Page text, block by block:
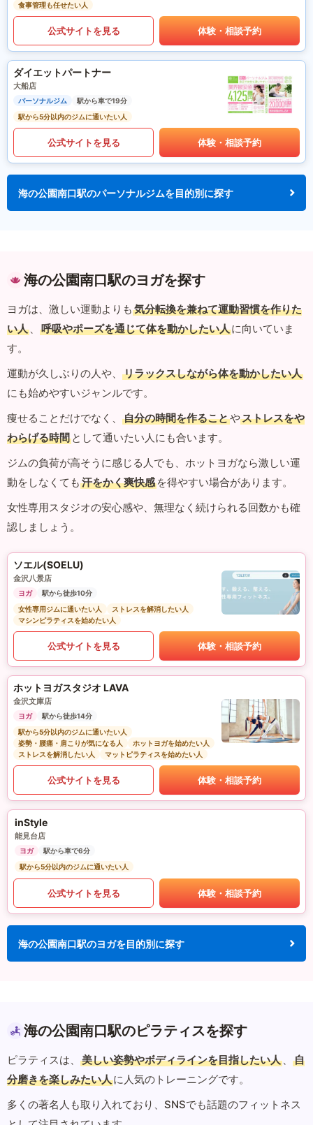
食事管理も任せたい人
公式サイトを見る 体験・相談予約
ダイエットパートナー
大船店
パーソナルジム
駅から車で19分
駅から5分以内のジムに通いたい人
公式サイトを見る 体験・相談予約
海の公園南口駅のパーソナルジムを目的別に探す
海の公園南口駅のヨガを探す
ヨガは、激しい運動よりも 気分転換を兼ねて運動習慣を作りた
い人 、 呼吸やポーズを通じて体を動かしたい人に向いていま
す。
運動が久しぶりの人や、
リラックスしながら体を動かしたい人
にも始めやすいジャンルです。
痩せることだけでなく、
自分の時間を作ることやストレスをや
わらげる時間 として通いたい人にも合います。
ジムの負荷が高そうに感じる人でも、ホットヨガなら激しい運
動をしなくても 汗をかく爽快感 を得やすい場合があります。
女性専用スタジオの安心感や、無理なく続けられる回数かも確
認しましょう。
ソエル(SOELU)
金沢八景店
ヨガ
駅から徒歩10分
女性専用ジムに通いたい人
ストレスを解消したい人
マシンピラティスを始めたい人
公式サイトを見る 体験・相談予約
ホットヨガスタジオ LAVA
金沢文庫店
ヨガ
駅から徒歩14分
駅から5分以内のジムに通いたい人
姿勢・腰痛・肩こりが気になる人
ホットヨガを始めたい人
ストレスを解消したい人
マットピラティスを始めたい人
公式サイトを見る 体験・相談予約
inStyle
能見台店
ヨガ
駅から車で6分
駅から5分以内のジムに通いたい人
公式サイトを見る 体験・相談予約
海の公園南口駅のヨガを目的別に探す
海の公園南口駅のピラティスを探す
ピラティスは、 美しい姿勢やボディラインを目指したい人 、
自
分磨きを楽しみたい人に人気のトレーニングです。
多くの著名人も取り入れており、SNSでも話題のフィットネス